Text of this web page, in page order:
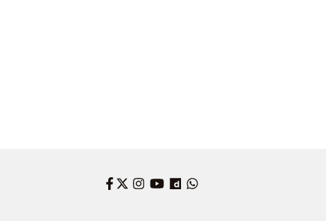
Facebook
Twitter
Instagram
YouTube
Dailymotion